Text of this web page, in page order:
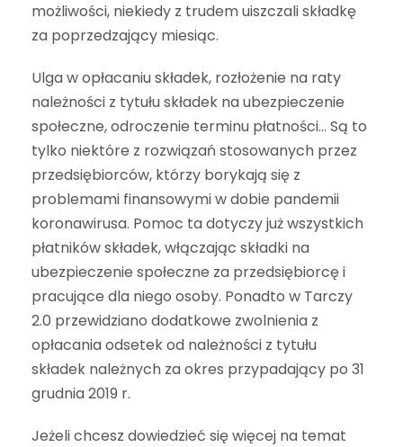
możliwości, niekiedy z trudem uiszczali składkę
za poprzedzający miesiąc.
Ulga w opłacaniu składek, rozłożenie na raty
należności z tytułu składek na ubezpieczenie
społeczne, odroczenie terminu płatności… Są to
tylko niektóre z rozwiązań stosowanych przez
przedsiębiorców, którzy borykają się z
problemami finansowymi w dobie pandemii
koronawirusa. Pomoc ta dotyczy już wszystkich
płatników składek, włączając składki na
ubezpieczenie społeczne za przedsiębiorcę i
pracujące dla niego osoby. Ponadto w Tarczy
2.0 przewidziano dodatkowe zwolnienia z
opłacania odsetek od należności z tytułu
składek należnych za okres przypadający po 31
grudnia 2019 r.
Jeżeli chcesz dowiedzieć się więcej na temat